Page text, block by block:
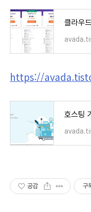
https://
공감 구